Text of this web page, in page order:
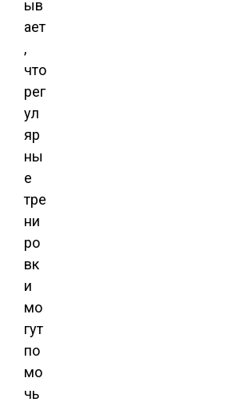
ыв
ает
,
что
рег
ул
яр
ны
е
тре
ни
ро
вк
и
мо
гут
по
мо
чь